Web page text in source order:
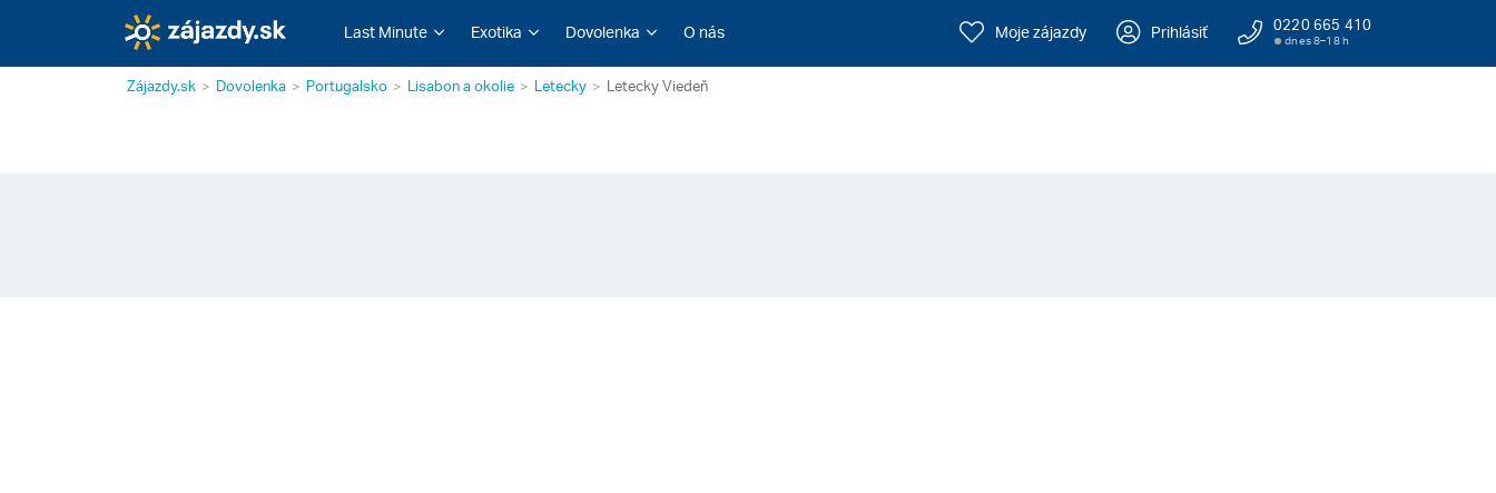
Last Minute Exotika Dovolenka O nás Moje zájazdy Prihlásiť 0220 665 410
dnes 8–18 h
Zájazdy.sk Dovolenka Portugalsko Lisabon a okolie Letecky Letecky Viedeň